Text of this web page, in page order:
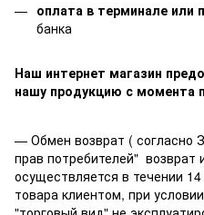
оплата в терминале или
банка
Наш интернет магазин
нашу продукцию с момента
— Обмен возврат ( согласно
прав потребителей" возврат
осуществляется в течении
товара клиентом, при